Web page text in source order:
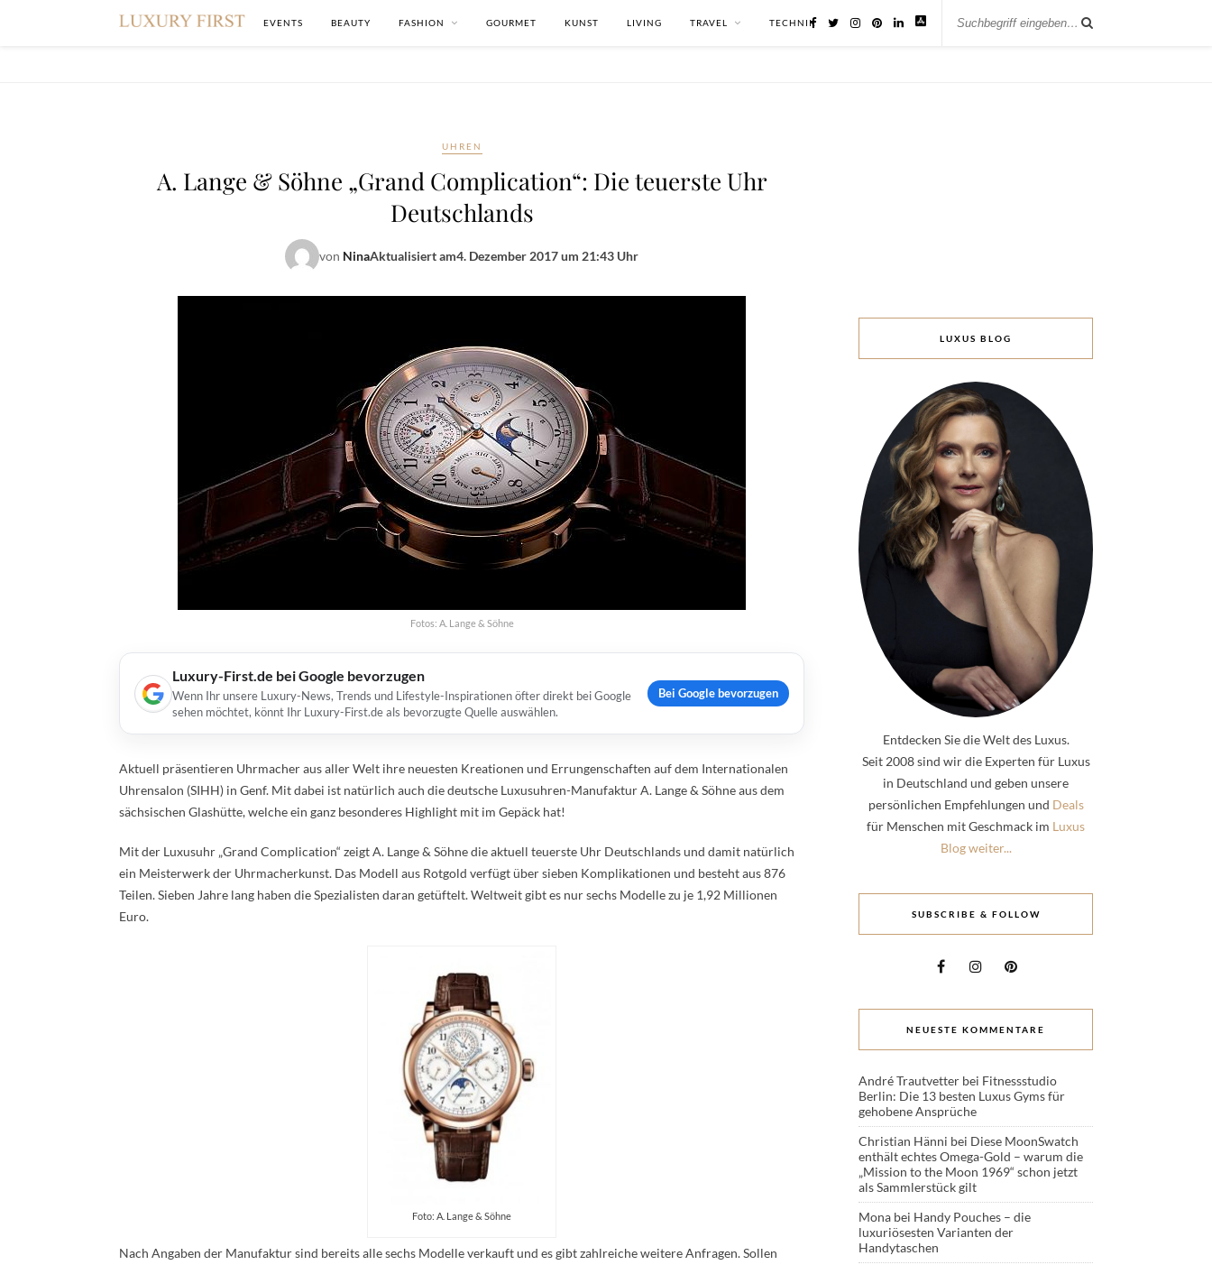
EVENTS BEAUTY FASHION GOURMET KUNST LIVING TRAVEL TECHNIK
UHREN
A. Lange & Söhne „Grand Complication“: Die teuerste Uhr
Deutschlands
von NinaAktualisiert am4. Dezember 2017 um 21:43 Uhr
Fotos: A. Lange & Söhne
Luxury-First.de bei Google bevorzugen
Wenn Ihr unsere Luxury-News, Trends und Lifestyle-Inspirationen öfter direkt bei Google
sehen möchtet, könnt Ihr Luxury-First.de als bevorzugte Quelle auswählen.
Bei Google bevorzugen
Aktuell präsentieren Uhrmacher aus aller Welt ihre neuesten Kreationen und Errungenschaften auf dem Internationalen
Uhrensalon (SIHH) in Genf. Mit dabei ist natürlich auch die deutsche Luxusuhren-Manufaktur A. Lange & Söhne aus dem
sächsischen Glashütte, welche ein ganz besonderes Highlight mit im Gepäck hat!
Mit der Luxusuhr „Grand Complication“ zeigt A. Lange & Söhne die aktuell teuerste Uhr Deutschlands und damit natürlich
ein Meisterwerk der Uhrmacherkunst. Das Modell aus Rotgold verfügt über sieben Komplikationen und besteht aus 876
Teilen. Sieben Jahre lang haben die Spezialisten daran getüftelt. Weltweit gibt es nur sechs Modelle zu je 1,92 Millionen
Euro.
Foto: A. Lange & Söhne
Nach Angaben der Manufaktur sind bereits alle sechs Modelle verkauft und es gibt zahlreiche weitere Anfragen. Sollen
LUXUS BLOG
Entdecken Sie die Welt des Luxus.
Seit 2008 sind wir die Experten für Luxus
in Deutschland und geben unsere
persönlichen Empfehlungen und Deals
für Menschen mit Geschmack im Luxus
Blog weiter...
SUBSCRIBE & FOLLOW
NEUESTE KOMMENTARE
André Trautvetter bei Fitnessstudio
Berlin: Die 13 besten Luxus Gyms für
gehobene Ansprüche
Christian Hänni bei Diese MoonSwatch
enthält echtes Omega-Gold – warum die
„Mission to the Moon 1969“ schon jetzt
als Sammlerstück gilt
Mona bei Handy Pouches – die
luxuriösesten Varianten der
Handytaschen